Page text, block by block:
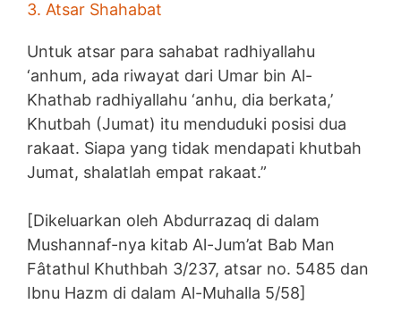
3. Atsar Shahabat
Untuk atsar para sahabat radhiyallahu
‘anhum, ada riwayat dari Umar bin Al-
Khathab radhiyallahu ‘anhu, dia berkata,’
Khutbah (Jumat) itu menduduki posisi dua
rakaat. Siapa yang tidak mendapati khutbah
Jumat, shalatlah empat rakaat.”
[Dikeluarkan oleh Abdurrazaq di dalam
Mushannaf-nya kitab Al-Jum’at Bab Man
Fâtathul Khuthbah 3/237, atsar no. 5485 dan
Ibnu Hazm di dalam Al-Muhalla 5/58]